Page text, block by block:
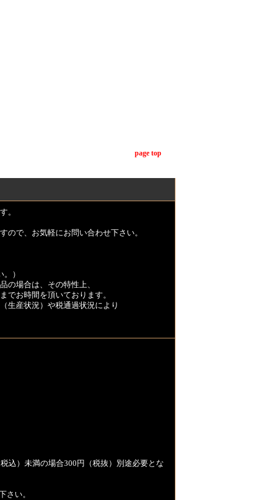
page top
。
ので、お気軽にお問い合わせ下さい。
）
の場合は、その特性上、
でお時間を頂いております。
生産状況）や税通過状況により
込）未満の場合300円（税抜）別途必要とな
さい。